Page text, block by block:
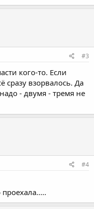
#3
кого-то. Если
сразу взорвалось. Да
- двумя - тремя не
#4